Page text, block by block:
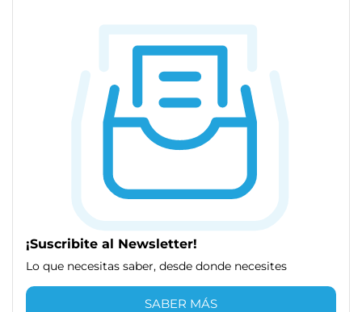
¡Suscribite al Newsletter!
Lo que necesitas saber, desde donde necesites
SABER MÁS